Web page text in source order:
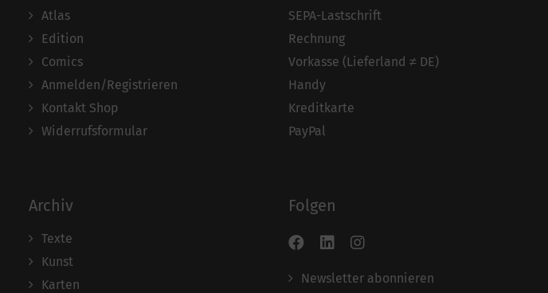
Atlas
Edition
Comics
Anmelden/Registrieren
Kontakt Shop
Widerrufsformular
SEPA-Lastschrift
Rechnung
Vorkasse (Lieferland ≠ DE)
Handy
Kreditkarte
PayPal
Archiv
Texte
Kunst
Karten
Folgen
Newsletter abonnieren